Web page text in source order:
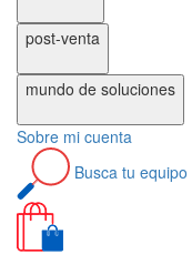
post-venta
mundo de soluciones
Sobre mi cuenta
Busca tu equipo